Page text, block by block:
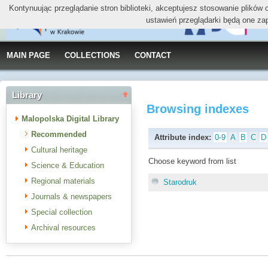
MAIN PAGE COLLECTIONS CONTACT
Library
Malopolska Digital Library
Recommended
Cultural heritage
Science & Education
Regional materials
Journals & newspapers
Special collection
Archival resources
Browsing indexes
Attribute index: 0-9 A B C D
Choose keyword from list
Starodruk
Kontynuując przeglądanie stron biblioteki, akceptujesz stosowanie
ustawień przeglądarki będą one